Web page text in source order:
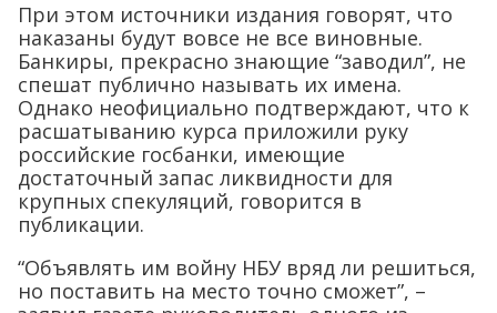
При этом источники издания говорят, что
наказаны будут вовсе не все виновные.
Банкиры, прекрасно знающие “заводил”, не
спешат публично называть их имена.
Однако неофициально подтверждают, что к
расшатыванию курса приложили руку
российские госбанки, имеющие
достаточный запас ликвидности для
крупных спекуляций, говорится в
публикации.
“Объявлять им войну НБУ вряд ли решиться,
но поставить на место точно сможет”, –